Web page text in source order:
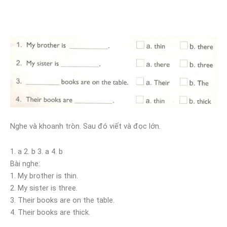
Nghe và khoanh tròn. Sau đó viết và đọc lớn.
1. a 2. b 3. a 4. b
Bài nghe:
1. My brother is thin.
2. My sister is three.
3. Their books are on the table.
4. Their books are thick.